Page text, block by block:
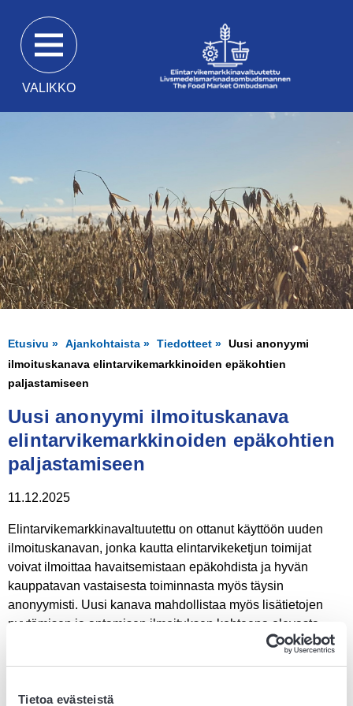
Tietoa evästeistä
suoraan
sisältöön
VALIKKO
Etusivu Ajankohtaista Tiedotteet
Uusi anonyymi
ilmoituskanava elintarvikemarkkinoiden epäkohtien
paljastamiseen
Uusi anonyymi ilmoituskanava
elintarvikemarkkinoiden epäkohtien
paljastamiseen
11.12.2025
Elintarvikemarkkinavaltuutettu on ottanut käyttöön uuden
ilmoituskanavan, jonka kautta elintarvikeketjun toimijat
voivat ilmoittaa havaitsemistaan epäkohdista ja hyvän
kauppatavan vastaisesta toiminnasta myös täysin
anonyymisti. Uusi kanava mahdollistaa myös lisätietojen
pyytämisen ja antamisen ilmoituksen kohteena olevasta
asiasta ilman, että ilmoittajan henkilöllisyys paljastuu.
elintarvikemarkkinoiden toimintaan liittyvistä ongelmista ja